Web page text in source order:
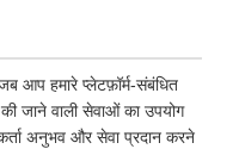
हमारे प्लेटफ़ॉर्म-संबंधित
की जाने वाली सेवाओं का उपयोग
अनुभव और सेवा प्रदान करने